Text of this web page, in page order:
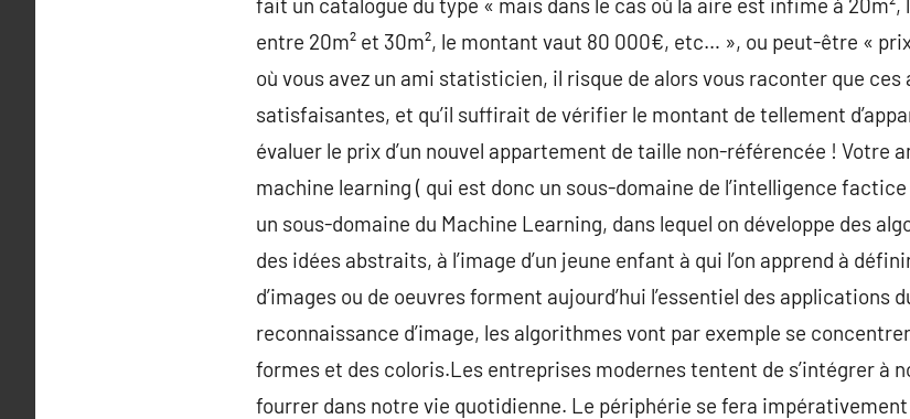
entre 20m² et 30m², le montant vaut 80 000€, etc… », ou peut-être «
où vous avez un ami statisticien, il risque de alors vous raconter que
satisfaisantes, et qu’il suffirait de vérifier le montant de tellement
évaluer le prix d’un nouvel appartement de taille non-référencée ! Votre
machine learning ( qui est donc un sous-domaine de l’intelligence
un sous-domaine du Machine Learning, dans lequel on développe des
des idées abstraits, à l’image d’un jeune enfant à qui l’on apprend à
d’images ou de oeuvres forment aujourd’hui l’essentiel des applications
reconnaissance d’image, les algorithmes vont par exemple se
formes et des coloris.Les entreprises modernes tentent de s’intégrer à
fourrer dans notre vie quotidienne. Le périphérie se fera impérativement